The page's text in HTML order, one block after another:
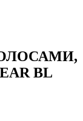
BL